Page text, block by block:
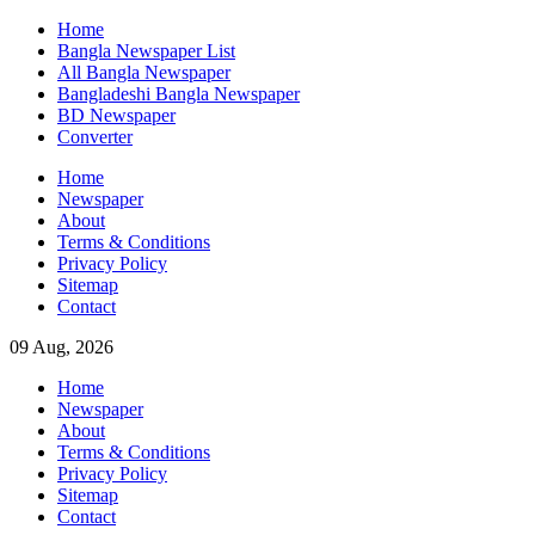
Skip
content
Home
Bangla Newspaper List
All Bangla Newspaper
Bangladeshi Bangla Newspaper
BD Newspaper
Converter
Home
Newspaper
About
Terms & Conditions
Privacy Policy
Sitemap
Contact
09 Aug, 2026
Home
Newspaper
About
Terms & Conditions
Privacy Policy
Sitemap
Contact